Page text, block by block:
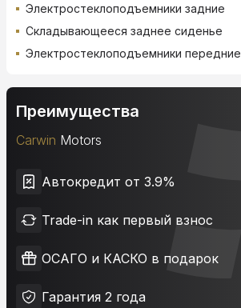
Электростеклоподъемники задние
Складывающееся заднее сиденье
Электростеклоподъемники передние
Преимущества
Carwin Motors
Автокредит от 3.9%
Trade-in как первый взнос
ОСАГО и КАСКО в подарок
Гарантия 2 года